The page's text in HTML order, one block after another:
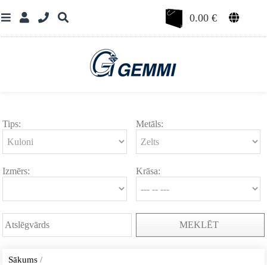
0.00€
Tips: Metāls:
Izmērs: Krāsa:
MEKLĒT
Sākums /